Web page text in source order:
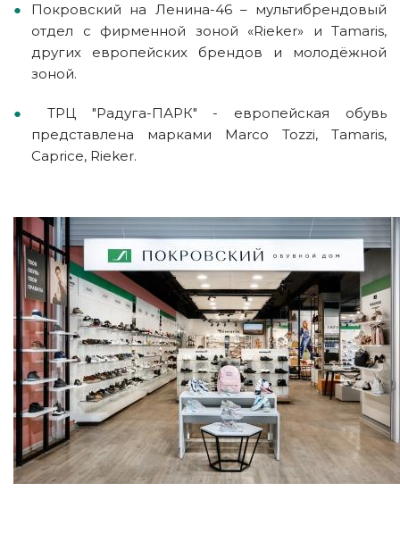
Покровский на Ленина-46 – мультибрендовый
отдел с фирменной зоной «Rieker» и Tamaris,
других европейских брендов и молодёжной
зоной.
ТРЦ "Радуга-ПАРК" - европейская обувь
представлена марками Marco Tozzi, Tamaris,
Caprice, Rieker.